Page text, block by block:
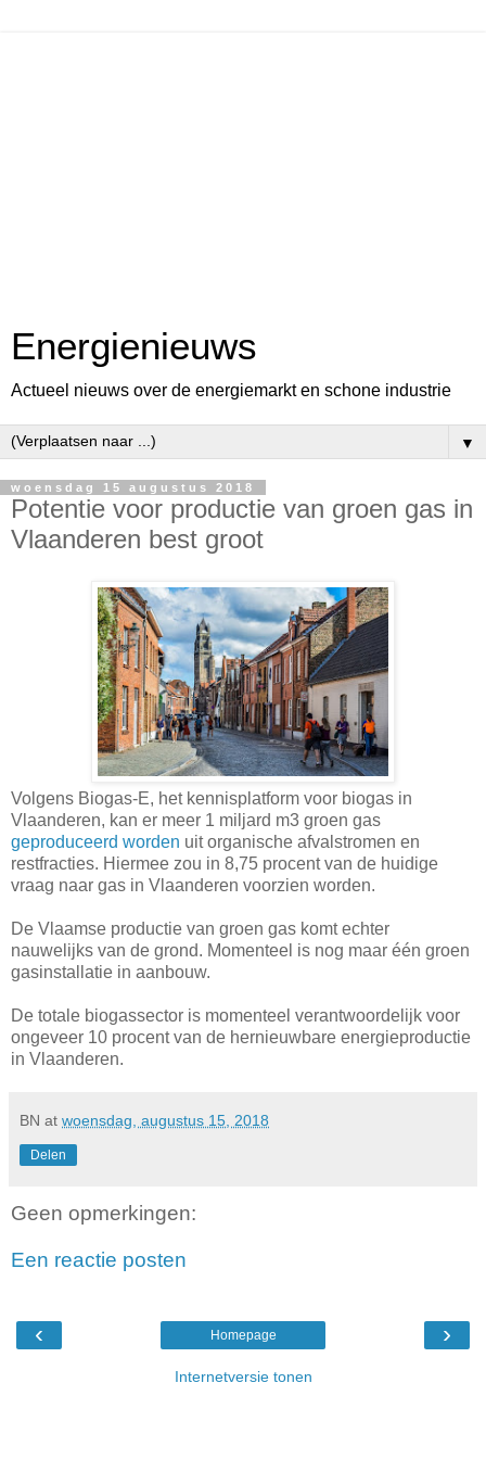
Energienieuws
Actueel nieuws over de energiemarkt en schone industrie
▼
woensdag 15 augustus 2018
Potentie voor productie van groen gas in
Vlaanderen best groot
Volgens Biogas-E, het kennisplatform voor biogas in
Vlaanderen, kan er meer 1 miljard m3 groen gas
geproduceerd worden uit organische afvalstromen en
restfracties. Hiermee zou in 8,75 procent van de huidige
vraag naar gas in Vlaanderen voorzien worden.
De Vlaamse productie van groen gas komt echter
nauwelijks van de grond. Momenteel is nog maar één groen
gasinstallatie in aanbouw.
De totale biogassector is momenteel verantwoordelijk voor
ongeveer 10 procent van de hernieuwbare energieproductie
in Vlaanderen.
BN at woensdag, augustus 15, 2018
Delen
Geen opmerkingen:
Een reactie posten
‹ ›
Homepage
Internetversie tonen